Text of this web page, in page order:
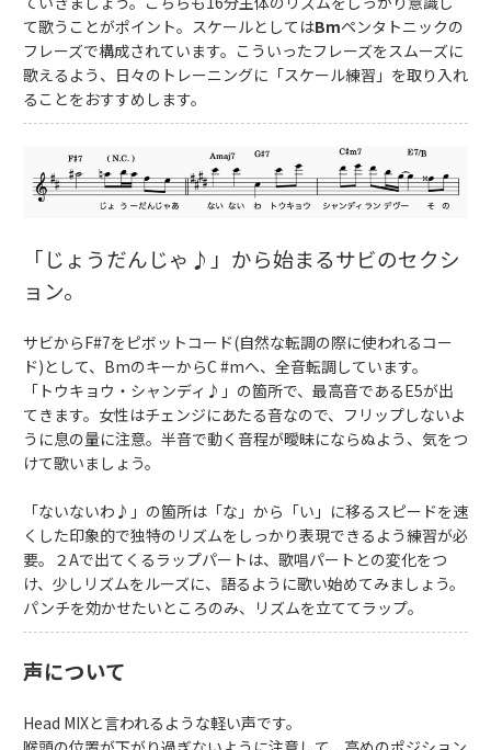
て歌うことがポイント。スケールとしてはBmペンタトニックの
フレーズで構成されています。こういったフレーズをスムーズに
歌えるよう、日々のトレーニングに「スケール練習」を取り入れ
ることをおすすめします。
「じょうだんじゃ♪」から始まるサビのセクシ
ョン。
サビからF#7をピボットコード(自然な転調の際に使われるコー
ド)として、BmのキーからC #mへ、全音転調しています。
「トウキョウ・シャンディ♪」の箇所で、最高音であるE5が出
てきます。女性はチェンジにあたる音なので、フリップしないよ
うに息の量に注意。半音で動く音程が曖昧にならぬよう、気をつ
けて歌いましょう。
「ないないわ♪」の箇所は「な」から「い」に移るスピードを速
くした印象的で独特のリズムをしっかり表現できるよう練習が必
要。２Aで出てくるラップパートは、歌唱パートとの変化をつ
け、少しリズムをルーズに、語るように歌い始めてみましょう。
パンチを効かせたいところのみ、リズムを立ててラップ。
声について
Head MIXと言われるような軽い声です。